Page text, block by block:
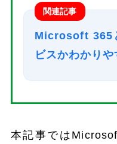
関連記事
Microsoft 365
ビスかわかり
本記事では